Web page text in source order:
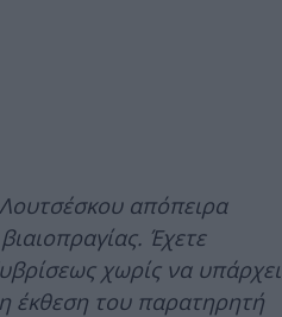
απόπειρα
Έχετε
χωρίς να υπάρχει
έκθεση του παρατηρητή